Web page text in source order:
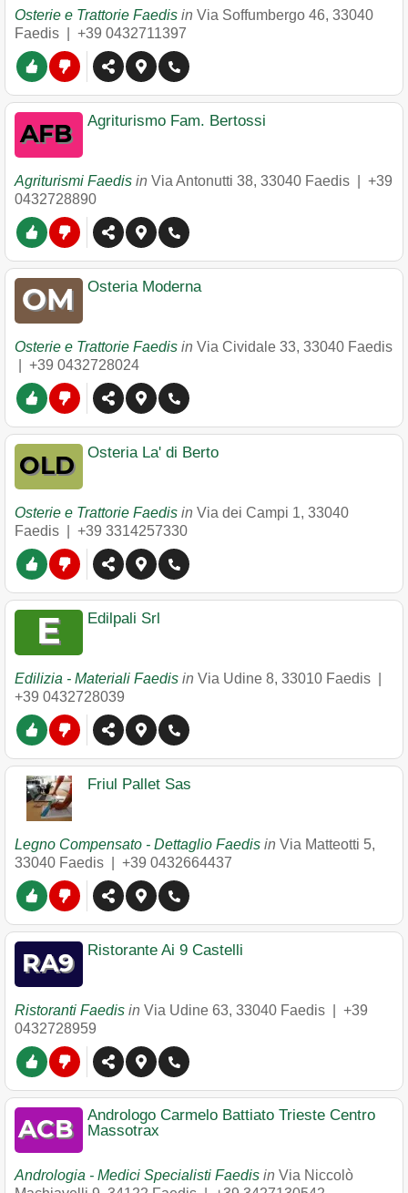
Osterie e Trattorie Faedis in Via Soffumbergo 46, 33040
Faedis
+39 0432711397
Agriturismo Fam. Bertossi
Agriturismi Faedis in Via Antonutti 38, 33040 Faedis
+39
0432728890
Osteria Moderna
Osterie e Trattorie Faedis in Via Cividale 33, 33040 Faedis
+39 0432728024
Osteria La' di Berto
Osterie e Trattorie Faedis in Via dei Campi 1, 33040
Faedis
+39 3314257330
Edilpali Srl
Edilizia - Materiali Faedis in Via Udine 8, 33010 Faedis
+39 0432728039
Friul Pallet Sas
Legno Compensato - Dettaglio Faedis in Via Matteotti 5,
33040 Faedis +39 0432664437
Ristorante Ai 9 Castelli
Ristoranti Faedis in Via Udine 63, 33040 Faedis
+39
0432728959
Andrologo Carmelo Battiato Trieste Centro
Massotrax
Andrologia - Medici Specialisti Faedis in Via Niccolò